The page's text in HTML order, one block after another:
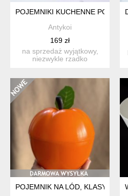
POJEMNIKI KUCHENNE
Antykoi
169 zł
na sprzedaż wyjątkowy,
niezwykle rzadko
POJEMNIK NA LÓD, KLASYK PRL